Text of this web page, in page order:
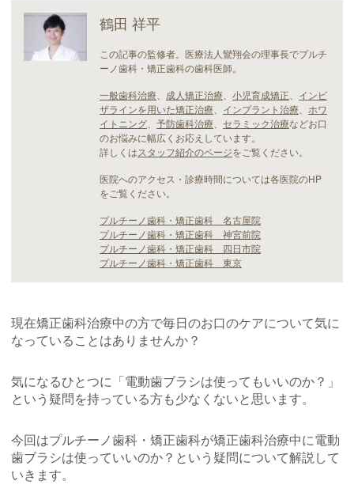
鶴田 祥平
この記事の監修者。医療法人鸞翔会の理事長でプルチ
ーノ歯科・矯正歯科の歯科医師。
一般歯科治療
成人矯正治療 小児育成矯正
インビ
ザラインを用いた矯正治療
インプラント治療
ホワ
イトニング
予防歯科治療 セラミック治療などお口
のお悩みに幅広くお応えしています。
詳しくはスタッフ紹介のページをご覧ください。
医院へのアクセス・診療時間については各医院のHP
をご覧ください。
プルチーノ歯科・矯正歯科 名古屋院
プルチーノ歯科・矯正歯科 神宮前院
プルチーノ歯科・矯正歯科 四日市院
プルチーノ歯科・矯正歯科 東京
現在矯正歯科治療中の方で毎日のお口のケアについて気に
なっていることはありませんか？
気になるひとつに「電動歯ブラシは使ってもいいのか？」
という疑問を持っている方も少なくないと思います。
今回はプルチーノ歯科・矯正歯科が矯正歯科治療中に電動
歯ブラシは使っていいのか？という疑問について解説して
いきます。